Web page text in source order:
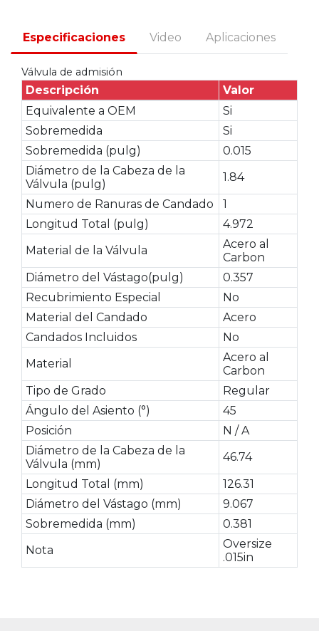
Especificaciones Video Aplicaciones
Válvula de admisión
Descripción
Valor
Equivalente a OEM
Si
Sobremedida
Si
Sobremedida (pulg)
0.015
Diámetro de la Cabeza de la
Válvula (pulg)
1.84
Numero de Ranuras de Candado
1
Longitud Total (pulg)
4.972
Material de la Válvula
Acero al
Carbon
Diámetro del Vástago(pulg)
0.357
Recubrimiento Especial
No
Material del Candado
Acero
Candados Incluidos
No
Material
Acero al
Carbon
Tipo de Grado
Regular
Ángulo del Asiento (°)
45
Posición
N / A
Diámetro de la Cabeza de la
Válvula (mm)
46.74
Longitud Total (mm)
126.31
Diámetro del Vástago (mm)
9.067
Sobremedida (mm)
0.381
Nota
Oversize
.015in